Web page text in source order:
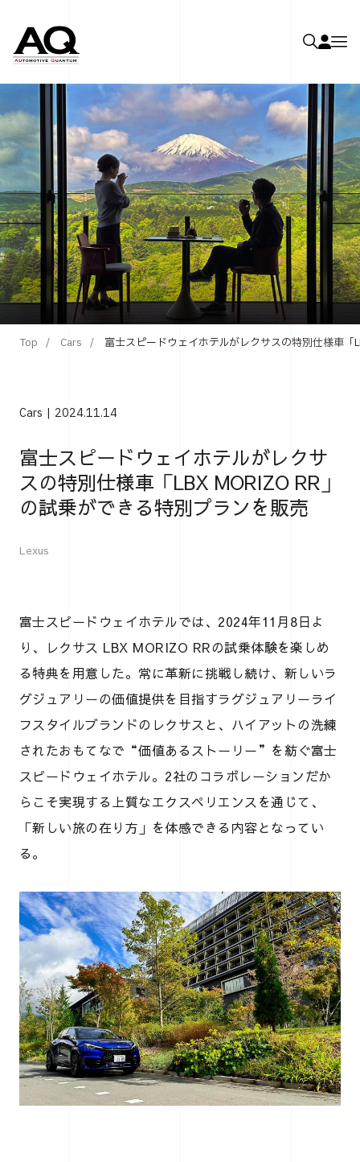
Top Cars 富士スピードウェイホテルがレクサスの特別仕様車
Cars 2024.11.14
富士スピードウェイホテルがレクサ
スの特別仕様車「LBX MORIZO RR」
の試乗ができる特別プランを販売
Lexus
富士スピードウェイホテルでは、2024年11月8日よ
り、レクサス LBX MORIZO RRの試乗体験を楽しめ
る特典を用意した。常に革新に挑戦し続け、新しいラ
グジュアリーの価値提供を目指すラグジュアリーライ
フスタイルブランドのレクサスと、ハイアットの洗練
されたおもてなで“価値あるストーリー”を紡ぐ富士
スピードウェイホテル。2社のコラボレーションだか
らこそ実現する上質なエクスペリエンスを通じて、
「新しい旅の在り方」を体感できる内容となってい
る。